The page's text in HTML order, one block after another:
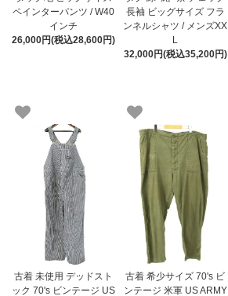
ペインターパンツ / W40
インチ
26,000円(税込28,600円)
長袖 ビッグサイズ フラ
ンネルシャツ / メンズXX
L
32,000円(税込35,200円)
古着 未使用 デッドスト
ック 70's ビンテージ US
古着 希少サイズ 70's ビ
ンテージ 米軍 US ARMY